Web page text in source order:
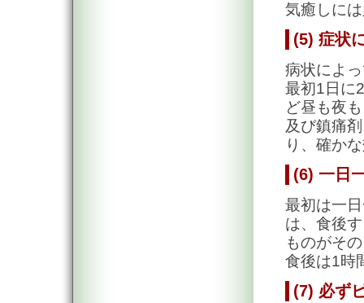
気癒しに
(5) 症状
病状によ
最初1日に
ど昼も夜
及び鎮痛
り、確か
(6) 一日
最初は一
は、食後
ものがそ
食後は1時
(7) 必ず